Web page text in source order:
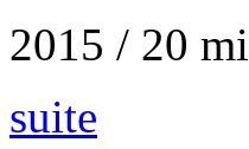
2015 / 20
suite